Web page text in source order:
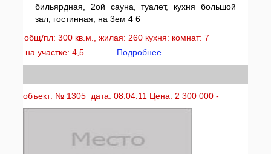
бильярдная, 2ой сауна, туалет, кухня большой
зал, гостинная, на 3ем 4 6
общ/пл: 300 кв.м., жилая: 260 кухня: комнат: 7
на участке: 4,5
Подробнее
объект: № 1305 дата: 08.04.11 Цена: 2 300 000 -